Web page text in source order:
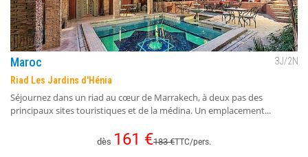
Maroc 3J/2N
Riad Les Jardins d'Hénia
Séjournez dans un riad au cœur de Marrakech, à deux pas des
principaux sites touristiques et de la médina. Un emplacement...
dès 161 €183€TTC/pers.